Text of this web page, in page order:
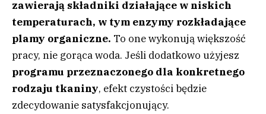
zawierają składniki działające w niskich
temperaturach, w tym enzymy rozkładające
plamy organiczne. To one wykonują większość
pracy, nie gorąca woda. Jeśli dodatkowo użyjesz
programu przeznaczonego dla konkretnego
rodzaju tkaniny, efekt czystości będzie
zdecydowanie satysfakcjonujący.